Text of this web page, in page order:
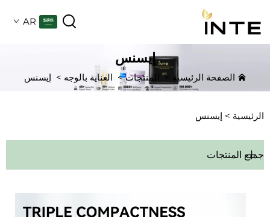
AR
إيسنس
الصفحة الرئيسية > المنتجات> العناية بالوجه > إيسنس
الرئيسية > إيسنس
جميع المنتجات